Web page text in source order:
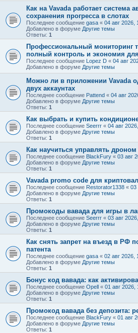
Как на Vavada работает система
сохранения прогресса в слотах
Последнее сообщение gasa « 04 авг 2026,
Добавлено в форуме Другие темы
Ответы: 1
Профессиональный мониторинг
полный контроль и экономия
Последнее сообщение Lopez D « 04 авг
Добавлено в форуме Другие темы
Можно ли в приложении Vavada
двух аккаунтах
Последнее сообщение Pattend « 04 авг
Добавлено в форуме Другие темы
Ответы: 1
Как выбрать и купить
Последнее сообщение Seerrr « 04 авг
Добавлено в форуме Другие темы
Ответы: 1
Как научиться управлять
Последнее сообщение BlackFury « 03 авг
Добавлено в форуме Другие темы
Ответы: 1
Vavada promo code для
Последнее сообщение Restorator1338 « 03
Добавлено в форуме Другие темы
Ответы: 1
Промокоды вавада для игры в
Последнее сообщение Seerrr « 03 авг
Добавлено в форуме Другие темы
Ответы: 1
Как снять запрет на въезд в РФ
патента
Последнее сообщение gasa « 02 авг 2026,
Добавлено в форуме Другие темы
Ответы: 1
Бонус код вавада: как
Последнее сообщение Opell « 01 авг 2026,
Добавлено в форуме Другие темы
Ответы: 1
Промокод вавада без депозита:
Последнее сообщение BlackFury « 01 авг
Добавлено в форуме Другие темы
Ответы: 1